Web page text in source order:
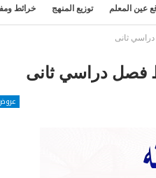
عين المعلم توزيع المنهج خرائط
ثانى
فصل دراسي ثانى